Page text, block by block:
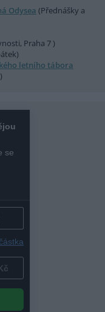
Odysea (Přednášky a
Praha 7 )
letního tábora